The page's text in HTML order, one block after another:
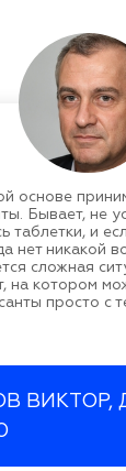
основе
Бывает, не
таблетки, и
нет никакой
сложная
на котором
просто с
ВИКТОР,